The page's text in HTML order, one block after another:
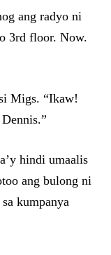
ang radyo ni
3rd floor. Now.
Migs. “Ikaw!
hindi umaalis
ang bulong ni
kumpanya